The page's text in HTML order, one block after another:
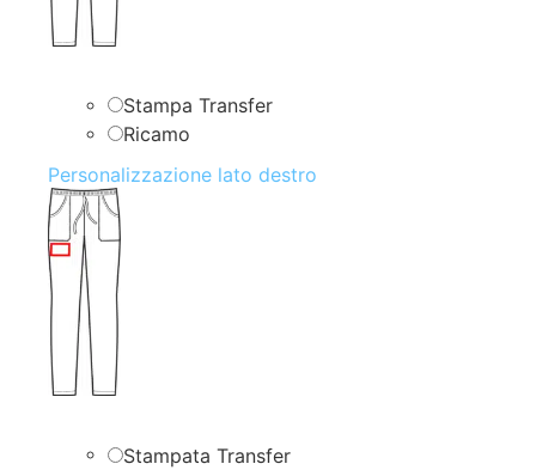
Stampa Transfer
Ricamo
Personalizzazione lato destro
Stampata Transfer